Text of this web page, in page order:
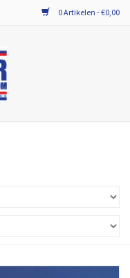
0 Artikelen - €0,00